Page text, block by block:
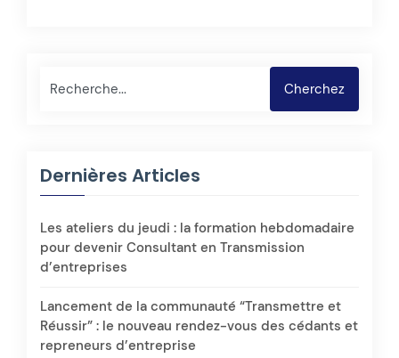
Rechercher Cherchez
Dernières Articles
Les ateliers du jeudi : la formation hebdomadaire
pour devenir Consultant en Transmission
d’entreprises
Lancement de la communauté “Transmettre et
Réussir” : le nouveau rendez-vous des cédants et
repreneurs d’entreprise